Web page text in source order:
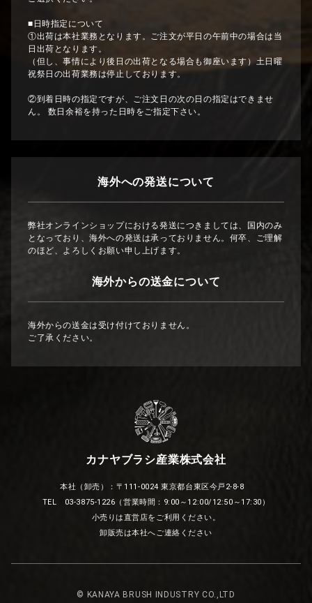
■日時指定について
①出荷は本社業務となります。ご注文が平日の午前中の場合は当
日出荷となります。
（但し、事情により後日の出荷となる場合も御座います）土日曜
祝祭日の出荷業務は停止しております。
②到着日時の指定ですが、ご注文日の次の日の指定はできませ
ん。 数日余裕を持った日時をご指定下さい。
海外への発送について
弊社オンラインショップにおける発送につきましては、国内のみ
となっており、海外への発送は承っておりません。何卒、ご理解
のほど、よろしくお願い申し上げます。
海外からの送金について
海外からの送金は受け付けておりません。
ご了承ください。
カナヤブラシ産業株式会社
本社（卸売）：〒111-0024 東京都台東区今戸2-8-8
TEL 03-3875-1226（営業時間：9:00～12:00/12:50～17:30）
小売りは直営店をご利用ください。
卸販売は本社へご連絡ください
© KANAYA BRUSH INDUSTRY CO.,LTD